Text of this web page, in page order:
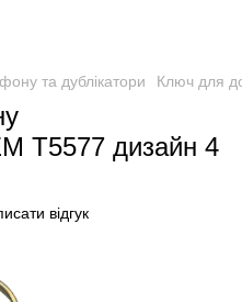
та дублікатори Ключ для
Т5577 дизайн 4
відгук